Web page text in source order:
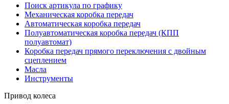
Поиск артикула по графику
Механическая коробка передач
Автоматическая коробка передач
Полуавтоматическая коробка передач (КПП
полуавтомат)
Коробка передач прямого переключения с двойным
сцеплением
Масла
Инструменты
Привод колеса